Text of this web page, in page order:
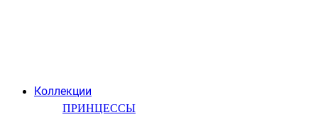
Коллекции
ПРИНЦЕССЫ